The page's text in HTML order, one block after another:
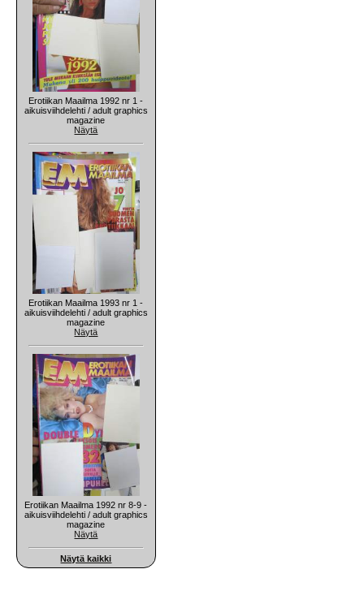
Erotiikan Maailma 1992 nr 1 -
aikuisviihdelehti / adult graphics
magazine
Näytä
Erotiikan Maailma 1993 nr 1 -
aikuisviihdelehti / adult graphics
magazine
Näytä
Erotiikan Maailma 1992 nr 8-9 -
aikuisviihdelehti / adult graphics
magazine
Näytä
Näytä kaikki